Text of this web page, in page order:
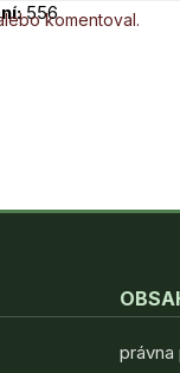
556komentoval.
právna